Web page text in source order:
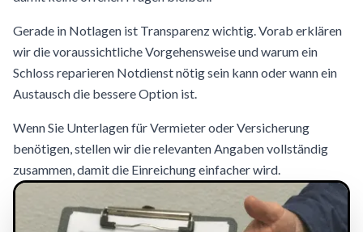
Gerade in Notlagen ist Transparenz wichtig. Vorab erklären
wir die voraussichtliche Vorgehensweise und warum ein
Schloss reparieren Notdienst nötig sein kann oder wann ein
Austausch die bessere Option ist.
Wenn Sie Unterlagen für Vermieter oder Versicherung
benötigen, stellen wir die relevanten Angaben vollständig
zusammen, damit die Einreichung einfacher wird.